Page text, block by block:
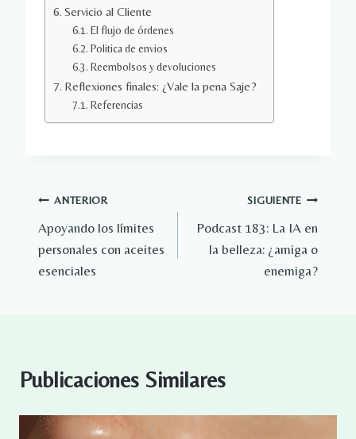
Servicio al Cliente
El flujo de órdenes
Politica de envios
Reembolsos y devoluciones
Reflexiones finales: ¿Vale la pena Saje?
Referencias
Navegación
de
entradas
ANTERIOR
Apoyando los límites
personales con aceites
esenciales
SIGUIENTE
Podcast 183: La IA en
la belleza: ¿amiga o
enemiga?
Publicaciones Similares